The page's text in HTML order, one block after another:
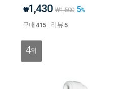
₩1,430 ₩1,500 5%
구매415 리뷰5
4위